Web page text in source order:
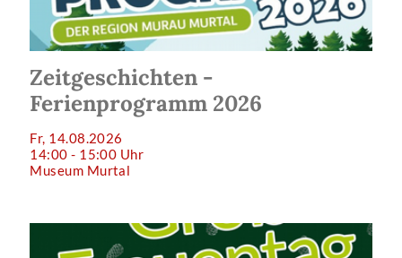
Zeitgeschichten -
Ferienprogramm 2026
Fr, 14.08.2026
14:00 - 15:00 Uhr
Museum Murtal